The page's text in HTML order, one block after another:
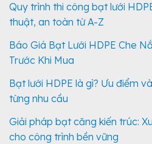
Quy trình thi công bạt lưới
thuật, an toàn từ A-Z
Báo Giá Bạt Lưới HDPE Che
Trước Khi Mua
Bạt lưới HDPE là gì? Ưu điểm
từng nhu cầu
Giải pháp bạt căng kiến trúc:
cho công trình bền vững